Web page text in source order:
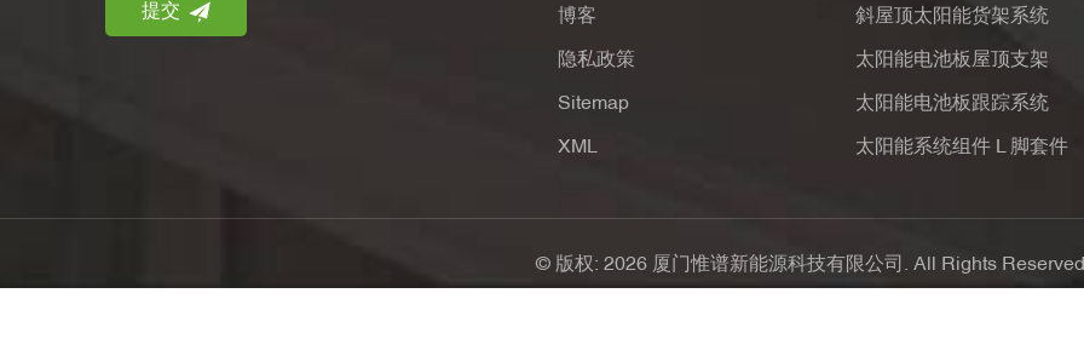
博客
隐私政策
Sitemap
XML
斜屋顶太阳能货架系统
太阳能电池板屋顶支架
太阳能电池板跟踪系统
太阳能系统组件 L 脚套件
© 版权: 2026 厦门惟谱新能源科技有限公司. All Rights